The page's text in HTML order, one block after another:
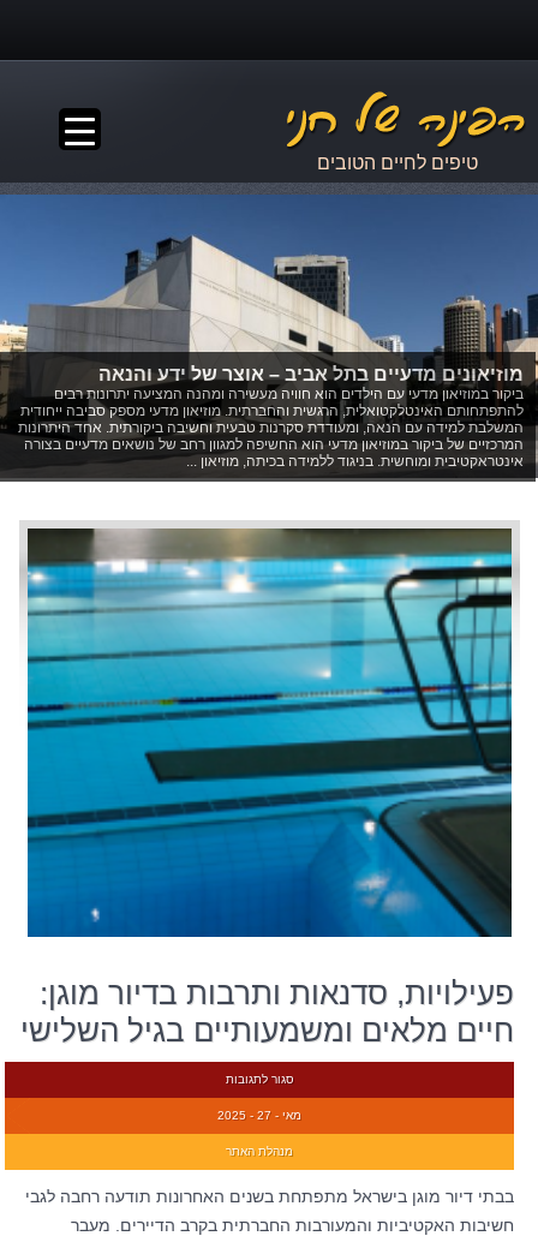
טיפים לחיים הטובים
מוזיאונים מדעיים בתל אביב – אוצר של ידע והנאה
ביקור במוזיאון מדעי עם הילדים הוא חוויה מעשירה ומהנה המציעה יתרונות רבים
להתפתחותם האינטלקטואלית, הרגשית והחברתית. מוזיאון מדעי מספק סביבה ייחודית
המשלבת למידה עם הנאה, ומעודדת סקרנות טבעית וחשיבה ביקורתית. אחד היתרונות
המרכזיים של ביקור במוזיאון מדעי הוא החשיפה למגוון רחב של נושאים מדעיים בצורה
אינטראקטיבית ומוחשית. בניגוד ללמידה בכיתה, מוזיאון ...
פעילויות, סדנאות ותרבות בדיור מוגן:
חיים מלאים ומשמעותיים בגיל השלישי
סגור לתגובות
מאי - 27 - 2025
מנהלת האתר
בבתי דיור מוגן בישראל מתפתחת בשנים האחרונות תודעה רחבה לגבי
חשיבות האקטיביות והמעורבות החברתית בקרב הדיירים. מעבר